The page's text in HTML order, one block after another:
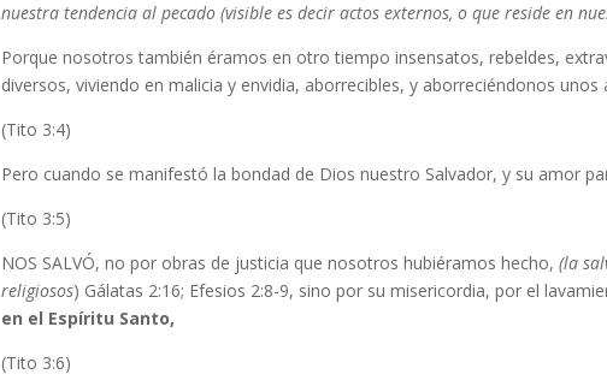
nuestra tendencia al pecado (visible es decir actos externos, o que reside en
Porque nosotros también éramos en otro tiempo insensatos, rebeldes,
diversos, viviendo en malicia y envidia, aborrecibles, y aborreciéndonos unos
(Tito 3:4)
Pero cuando se manifestó la bondad de Dios nuestro Salvador, y su amor
(Tito 3:5)
NOS SALVÓ, no por obras de justicia que nosotros hubiéramos hecho, (la
religiosos) Gálatas 2:16; Efesios 2:8-9, sino por su misericordia, por el
en el Espíritu Santo,
(Tito 3:6)